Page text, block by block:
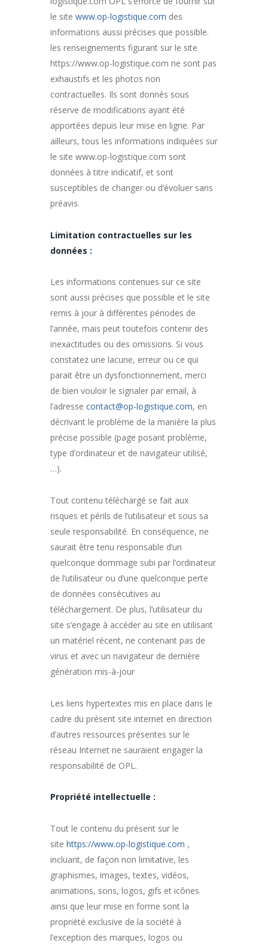
le site www.op-logistique.com des
informations aussi précises que possible.
les renseignements figurant sur le site
https://www.op-logistique.com ne sont pas
exhaustifs et les photos non
contractuelles. Ils sont donnés sous
réserve de modifications ayant été
apportées depuis leur mise en ligne. Par
ailleurs, tous les informations indiquées sur
le site www.op-logistique.com sont
données à titre indicatif, et sont
susceptibles de changer ou d’évoluer sans
préavis.
Limitation contractuelles sur les
données :
Les informations contenues sur ce site
sont aussi précises que possible et le site
remis à jour à différentes périodes de
l’année, mais peut toutefois contenir des
inexactitudes ou des omissions. Si vous
constatez une lacune, erreur ou ce qui
parait être un dysfonctionnement, merci
de bien vouloir le signaler par email, à
l’adresse contact@op-logistique.com, en
décrivant le problème de la manière la plus
précise possible (page posant problème,
type d’ordinateur et de navigateur utilisé,
…).
Tout contenu téléchargé se fait aux
risques et périls de l’utilisateur et sous sa
seule responsabilité. En conséquence, ne
saurait être tenu responsable d’un
quelconque dommage subi par l’ordinateur
de l’utilisateur ou d’une quelconque perte
de données consécutives au
téléchargement. De plus, l’utilisateur du
site s’engage à accéder au site en utilisant
un matériel récent, ne contenant pas de
virus et avec un navigateur de dernière
génération mis-à-jour
Les liens hypertextes mis en place dans le
cadre du présent site internet en direction
d’autres ressources présentes sur le
réseau Internet ne sauraient engager la
responsabilité de OPL.
Propriété intellectuelle :
Tout le contenu du présent sur le
site https://www.op-logistique.com ,
incluant, de façon non limitative, les
graphismes, images, textes, vidéos,
animations, sons, logos, gifs et icônes
ainsi que leur mise en forme sont la
propriété exclusive de la société à
l’exception des marques, logos ou